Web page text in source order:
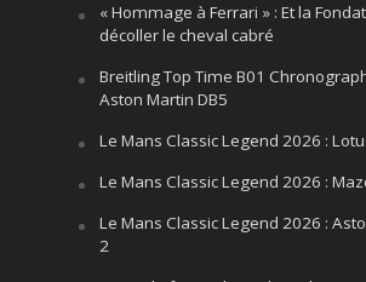
« Hommage à Ferrari » : Et la
décoller le cheval cabré
Breitling Top Time B01
Aston Martin DB5
Le Mans Classic Legend 2026 :
Le Mans Classic Legend 2026 :
Le Mans Classic Legend 2026 :
2